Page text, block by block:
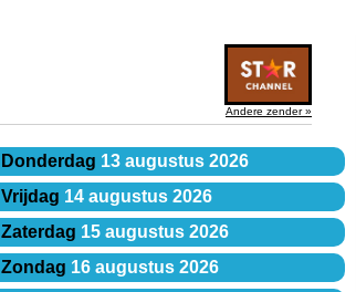
Andere zender »
Donderdag 13 augustus 2026
Vrijdag 14 augustus 2026
Zaterdag 15 augustus 2026
Zondag 16 augustus 2026